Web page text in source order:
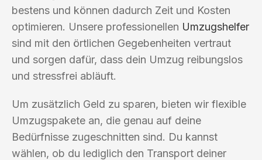
bestens und können dadurch Zeit und Kosten
optimieren. Unsere professionellen Umzugshelfer
sind mit den örtlichen Gegebenheiten vertraut
und sorgen dafür, dass dein Umzug reibungslos
und stressfrei abläuft.
Um zusätzlich Geld zu sparen, bieten wir flexible
Umzugspakete an, die genau auf deine
Bedürfnisse zugeschnitten sind. Du kannst
wählen, ob du lediglich den Transport deiner